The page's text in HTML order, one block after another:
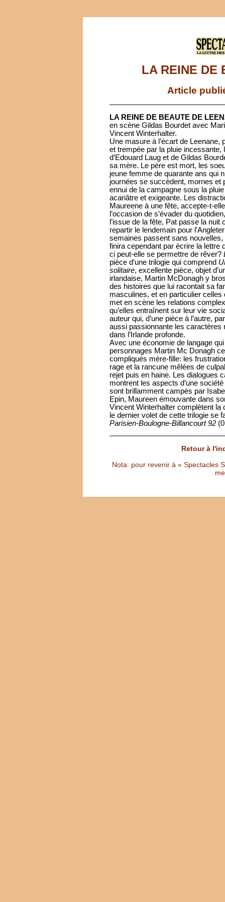
LA REINE DE
Article
LA REINE DE BEAUTE DE
en scène Gildas Bourdet avec
Vincent Winterhalter.
Une masure à l’écart de
et trempée par la pluie incessante,
d’Edouard Laug et de Gildas
sa mère. Le père est mort, les
jeune femme de quarante ans qui
journées se succèdent, mornes et
ennui de la campagne sous la
acariâtre et exigeante. Les
Maureene à une fête, accepte-t-
l’occasion de s’évader du
l’issue de la fête, Pat passe la
repartir le lendemain pour
semaines passent sans
finira cependant par écrire la lettre
ci peut-elle se permettre de rêver?
pièce d’une trilogie qui comprend
solitaire, excellente pièce, objet
irlandaise, Martin McDonagh y
des histoires que lui racontait sa
masculines, et en particulier
met en scène les relations
qu’elles entraînent sur leur vie
auteur qui, d’une pièce à l’autre,
aussi passionnante les
dans l’Irlande profonde.
Avec une économie de langage
personnages Martin Mc Donagh
compliqués mère-fille: les
rage et la rancune mêlées de
rejet puis en haine. Les dialogues
montrent les aspects d’une
sont brillamment campés par
Epin, Maureen émouvante dans
Vincent Winterhalter complètent la
le dernier volet de cette trilogie se
Parisien-Boulogne-Billancourt 92
Retour à
Nota: pour revenir à « Spectacles